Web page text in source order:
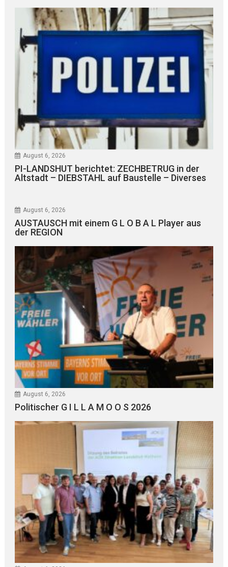
August 6, 2026
PI-LANDSHUT berichtet: ZECHBETRUG in der
Altstadt – DIEBSTAHL auf Baustelle – Diverses
August 6, 2026
AUSTAUSCH mit einem G L O B A L Player aus
der REGION
August 6, 2026
Politischer G I L L A M O O S 2026